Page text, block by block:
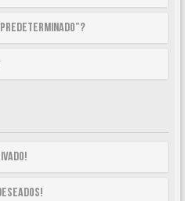
predeterminado”?